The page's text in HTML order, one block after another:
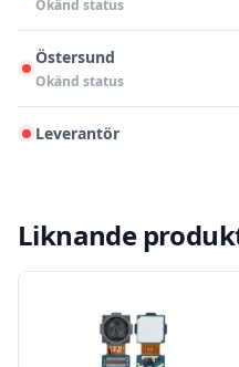
Okänd status
Östersund
Okänd status
Leverantör
Liknande